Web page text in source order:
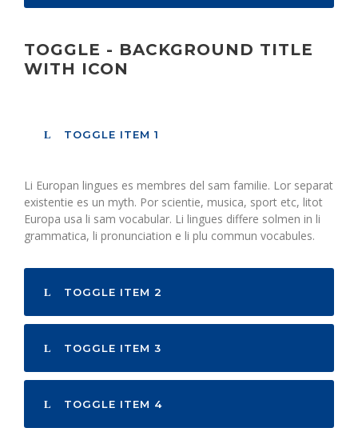
TOGGLE - BACKGROUND TITLE
WITH ICON
TOGGLE ITEM 1
Li Europan lingues es membres del sam familie. Lor separat
existentie es un myth. Por scientie, musica, sport etc, litot
Europa usa li sam vocabular. Li lingues differe solmen in li
grammatica, li pronunciation e li plu commun vocabules.
TOGGLE ITEM 2
TOGGLE ITEM 3
TOGGLE ITEM 4